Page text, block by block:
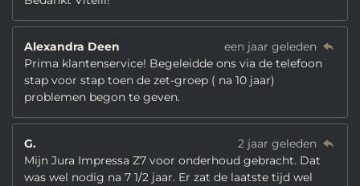
Alexandra Deen
een jaar geleden
Prima klantenservice! Begeleidde ons via de telefoon
stap voor stap toen de zet-groep ( na 10 jaar)
problemen begon te geven.
G.
2 jaar geleden
Mijn Jura Impressa Z7 voor onderhoud gebracht. Dat
was wel nodig na 7 1/2 jaar. Er zat de laatste tijd wel